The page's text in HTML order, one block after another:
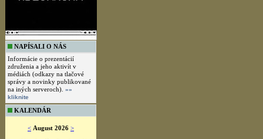
NAPÍSALI O NÁS
Informácie o prezentácií
združenia a jeho aktivít v
médiách (odkazy na tlačové
správy a novinky publikované
na iných serveroch). »»
kliknite
KALENDÁR
< August 2026 >